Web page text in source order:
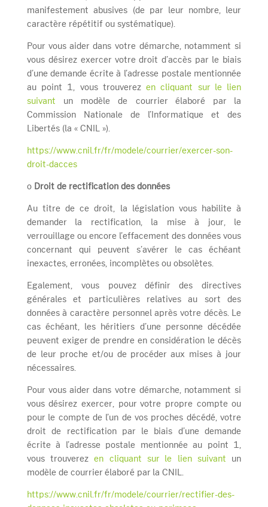
manifestement abusives (de par leur nombre, leur
caractère répétitif ou systématique).
Pour vous aider dans votre démarche, notamment si
vous désirez exercer votre droit d’accès par le biais
d’une demande écrite à l’adresse postale mentionnée
au point 1, vous trouverezen cliquant sur le lien
suivant un modèle de courrier élaboré par la
Commission Nationale de l’Informatique et des
Libertés (la « CNIL »).
https://www.cnil.fr/fr/modele/courrier/exercer-son-
droit-dacces
o Droit de rectification des données
Au titre de ce droit, la législation vous habilite à
demander la rectification, la mise à jour, le
verrouillage ou encore l’effacement des données vous
concernant qui peuvent s’avérer le cas échéant
inexactes, erronées, incomplètes ou obsolètes.
Egalement, vous pouvez définir des directives
générales et particulières relatives au sort des
données à caractère personnel après votre décès. Le
cas échéant, les héritiers d’une personne décédée
peuvent exiger de prendre en considération le décès
de leur proche et/ou de procéder aux mises à jour
nécessaires.
Pour vous aider dans votre démarche, notamment si
vous désirez exercer, pour votre propre compte ou
pour le compte de l’un de vos proches décédé, votre
droit de rectification par le biais d’une demande
écrite à l’adresse postale mentionnée au point 1,
vous trouverezen cliquant sur le lien suivant un
modèle de courrier élaboré par la CNIL.
https://www.cnil.fr/fr/modele/courrier/rectifier-des-